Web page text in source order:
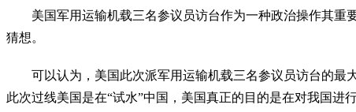
美国军用运输机载三名参议员访台作为一种政治操作其重
猜想。
可以认为，美国此次派军用运输机载三名参议员访台的最大
此次过线美国是在“试水”中国，美国真正的目的是在对我国进